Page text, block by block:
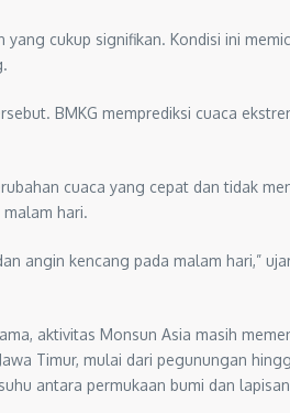
cukup signifikan. Kondisi ini
BMKG memprediksi cuaca
cuaca yang cepat dan tidak
hari.
angin kencang pada malam hari,”
aktivitas Monsun Asia masih
Timur, mulai dari pegunungan
antara permukaan bumi dan